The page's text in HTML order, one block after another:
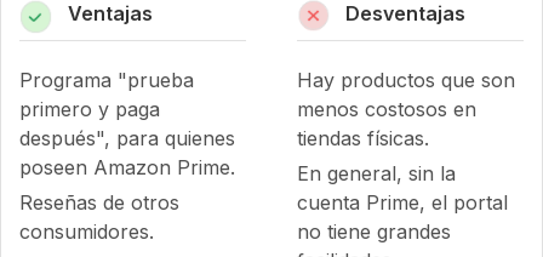
Ventajas
Programa "prueba
primero y paga
después", para quienes
poseen Amazon Prime.
Reseñas de otros
consumidores.
Desventajas
Hay productos que son
menos costosos en
tiendas físicas.
En general, sin la
cuenta Prime, el portal
no tiene grandes